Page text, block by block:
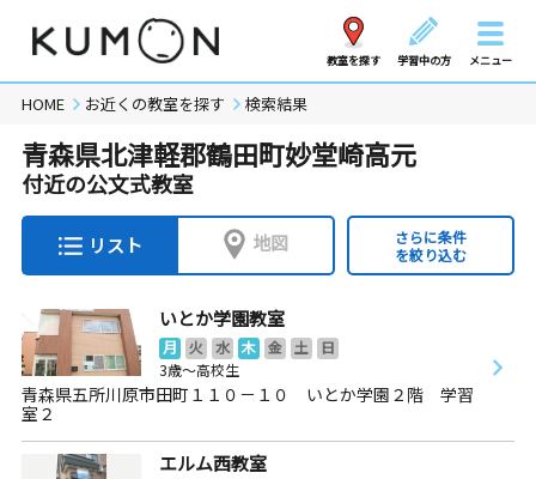
教室を探す 学習中の方 メニュー
HOME お近くの教室を探す 検索結果
青森県北津軽郡鶴田町妙堂崎高元
付近の公文式教室
リスト 地図
さらに条件
を絞り込む
いとか学園教室
月 火 水 木 金 土
日
3歳～高校生
青森県五所川原市田町１１０－１０ いとか学園２階 学習
室２
エルム西教室